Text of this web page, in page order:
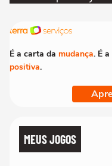
É a carta da mudança. É
positiva.
MEUS JOGOS